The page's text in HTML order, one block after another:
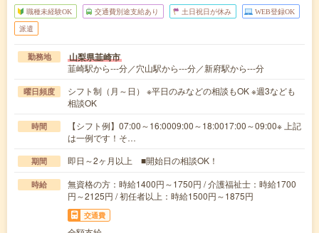
職種未経験OK 交通費別途支給あり 土日祝日が休み WEB登録OK
派遣
勤務地 山梨県韮崎市
韮崎駅から---分／穴山駅から---分／新府駅から---分
曜日頻度
シフト制（月～日） ※平日のみなどの相談もOK ※週3なども
相談OK
時間
【シフト例】07:00～16:0009:00～18:0017:00～09:00※ 上記
は一例です！そ…
期間 即日～2ヶ月以上 ■開始日の相談OK！
時給
無資格の方：時給1400円～1750円 / 介護福祉士：時給1700
円～2125円 / 初任者以上：時給1500円～1875円
交通費